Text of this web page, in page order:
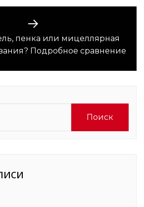
Следующая
запись:
пенка или мицеллярная
Подробное сравнение